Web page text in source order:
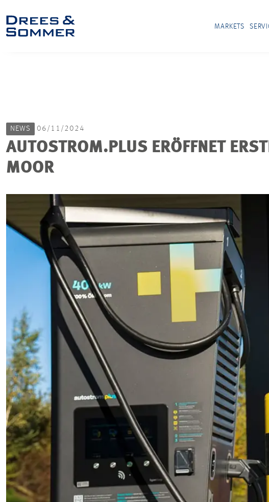
MARKETS
NEWS 06/11/2024
AUTOSTROM.PLUS ERÖFFNET
MOOR